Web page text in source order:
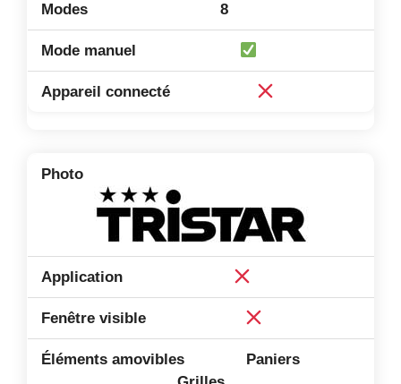
8
Paniers